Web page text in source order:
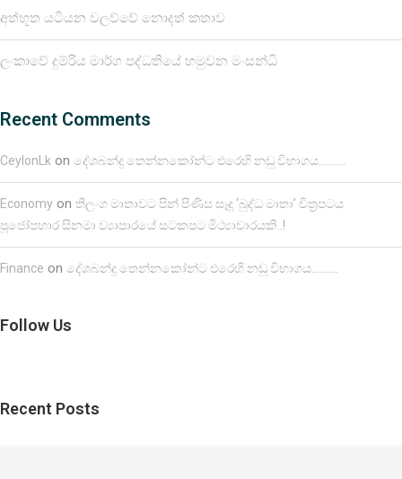
අත්භූත යටියන වලව්වේ නොදත් කතාව
ලංකාවේ දුම්රිය මාර්ග පද්ධතියේ හමුවන මංසන්ධි
Recent Comments
CeylonLk on දේශබන්දු තෙන්නකෝන්ට එරෙහි නඩු විභාගය……….
Economy on තිලංග මාතාවට පින් පිණිස සෑදූ ‘බුද්ධ මාතා’ චිත්‍රපටය
පූජෝපහාර සිනමා ව්‍යාපාරයේ සටකපට මිථ්‍යාචාරයකි..!
Finance on දේශබන්දු තෙන්නකෝන්ට එරෙහි නඩු විභාගය……….
Follow Us
Recent Posts